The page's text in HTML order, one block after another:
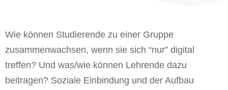
Wie können Studierende zu einer Gruppe
zusammenwachsen, wenn sie sich “nur” digital
treffen? Und was/wie können Lehrende dazu
beitragen? Soziale Einbindung und der Aufbau